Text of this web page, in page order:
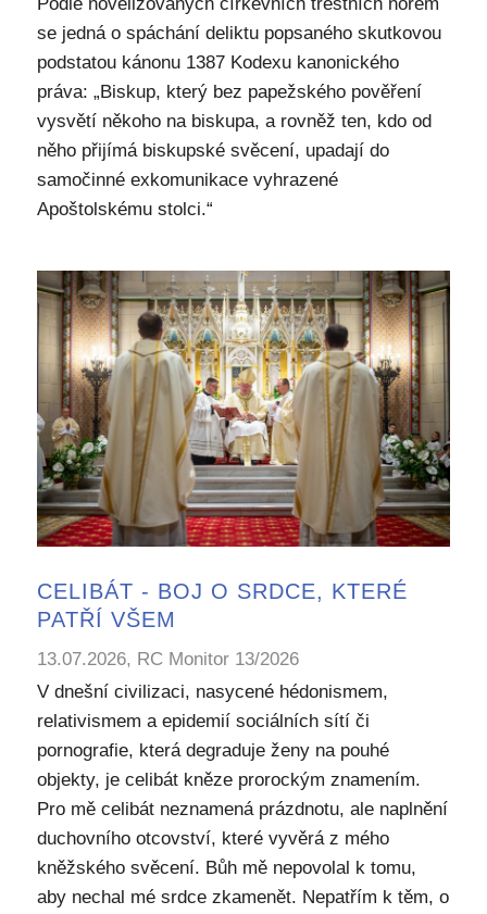
Podle novelizovaných církevních trestních norem
se jedná o spáchání deliktu popsaného skutkovou
podstatou kánonu 1387 Kodexu kanonického
práva: „Biskup, který bez papežského pověření
vysvětí někoho na biskupa, a rovněž ten, kdo od
něho přijímá biskupské svěcení, upadají do
samočinné exkomunikace vyhrazené
Apoštolskému stolci.“
CELIBÁT - BOJ O SRDCE, KTERÉ
PATŘÍ VŠEM
13.07.2026, RC Monitor 13/2026
V dnešní civilizaci, nasycené hédonismem,
relativismem a epidemií sociálních sítí či
pornografie, která degraduje ženy na pouhé
objekty, je celibát kněze prorockým znamením.
Pro mě celibát neznamená prázdnotu, ale naplnění
duchovního otcovství, které vyvěrá z mého
kněžského svěcení. Bůh mě nepovolal k tomu,
aby nechal mé srdce zkamenět. Nepatřím k těm, o